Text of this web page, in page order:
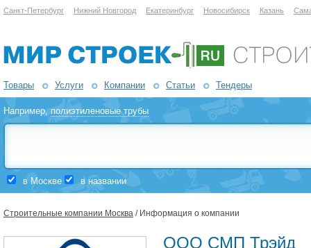
Санкт-Петербург Нижний Новгород Екатеринбург Новосибирск Казань
Товары Услуги Компании Статьи Тендеры
Например,полиэтиленовые трубы
в Москве в названии
Строительные компании Москва / Информация о компании
ООО СМП Трэйд